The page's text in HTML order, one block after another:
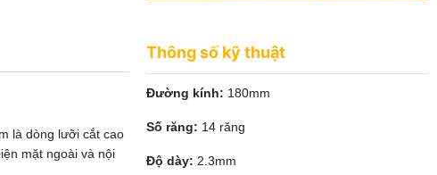
là dòng lưỡi cắt cao
mặt ngoài và nội
Thông số kỹ thuật
Đường kính: 180mm
Số răng: 14 răng
Độ dày: 2.3mm